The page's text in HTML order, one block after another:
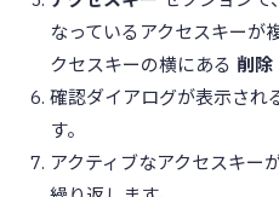
なっているアクセスキーが
クセスキーの横にある 削除
確認ダイアログが表示され
す。
アクティブなアクセスキー